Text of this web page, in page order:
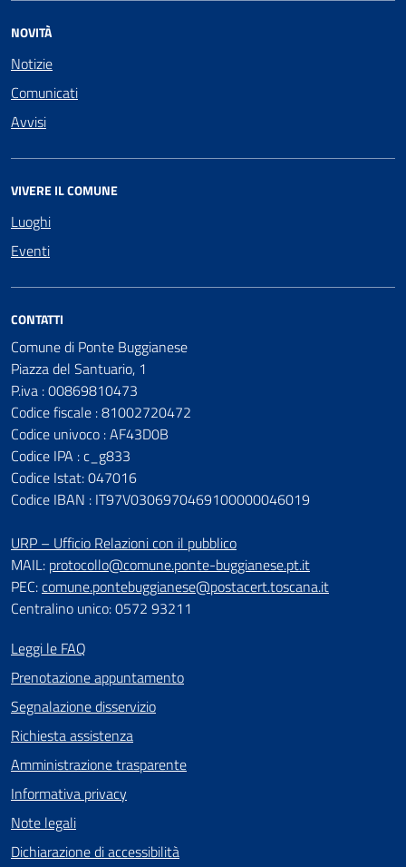
NOVITÀ
Notizie
Comunicati
Avvisi
VIVERE IL COMUNE
Luoghi
Eventi
CONTATTI
Comune di Ponte Buggianese
Piazza del Santuario, 1
P.iva : 00869810473
Codice fiscale : 81002720472
Codice univoco : AF43D0B
Codice IPA : c_g833
Codice Istat: 047016
Codice IBAN : IT97V0306970469100000046019
URP – Ufficio Relazioni con il pubblico
MAIL: protocollo@comune.ponte-buggianese.pt.it
PEC:comune.pontebuggianese@postacert.toscana.it
Centralino unico: 0572 93211
Leggi le FAQ
Prenotazione appuntamento
Segnalazione disservizio
Richiesta assistenza
Amministrazione trasparente
Informativa privacy
Note legali
Dichiarazione di accessibilità